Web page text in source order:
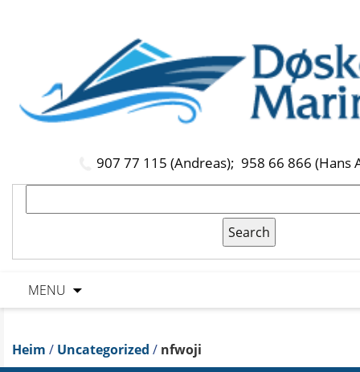
907 77 115 (Andreas); 958 66 866 (Hans
MENU
Heim / Uncategorized / nfwoji